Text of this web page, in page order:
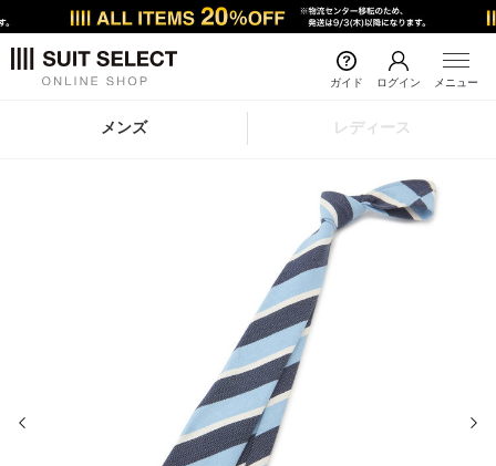
ガイド ログイン メニュー
メンズ レディース